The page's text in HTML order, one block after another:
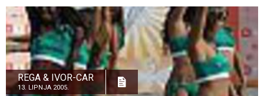
REGA & IVOR-CAR
13. LIPNJA 2005.